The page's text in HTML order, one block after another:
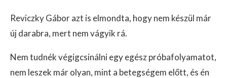
Reviczky Gábor azt is elmondta, hogy nem készül már
új darabra, mert nem vágyik rá.
Nem tudnék végigcsinálni egy egész próbafolyamatot,
nem leszek már olyan, mint a betegségem előtt, és én